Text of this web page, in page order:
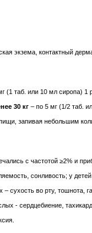
экзема, контактный
(1 таб. или 10 мл сиропа) 1
30 кг – по 5 мг (1/2 таб.
запивая небольшим
с частотой ≥2% и
сонливость; у
– сухость во рту, тошнота,
- сердцебиение,